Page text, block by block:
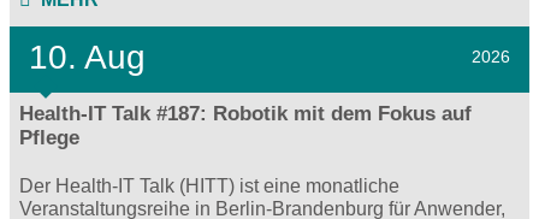
10. Aug 2026
Health-IT Talk #187: Robotik mit dem Fokus auf
Pflege
Der Health-IT Talk (HITT) ist eine monatliche
Veranstaltungsreihe in Berlin-Brandenburg für Anwender,